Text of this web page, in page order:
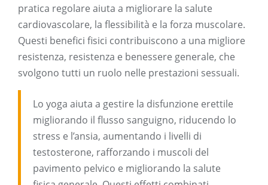
pratica regolare aiuta a migliorare la salute
cardiovascolare, la flessibilità e la forza muscolare.
Questi benefici fisici contribuiscono a una migliore
resistenza, resistenza e benessere generale, che
svolgono tutti un ruolo nelle prestazioni sessuali.
Lo yoga aiuta a gestire la disfunzione erettile
migliorando il flusso sanguigno, riducendo lo
stress e l’ansia, aumentando i livelli di
testosterone, rafforzando i muscoli del
pavimento pelvico e migliorando la salute